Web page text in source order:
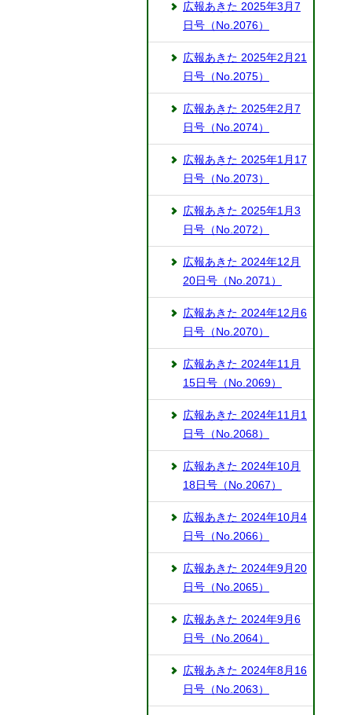
広報あきた 2025年3月7
日号（No.2076）
広報あきた 2025年2月21
日号（No.2075）
広報あきた 2025年2月7
日号（No.2074）
広報あきた 2025年1月17
日号（No.2073）
広報あきた 2025年1月3
日号（No.2072）
広報あきた 2024年12月
20日号（No.2071）
広報あきた 2024年12月6
日号（No.2070）
広報あきた 2024年11月
15日号（No.2069）
広報あきた 2024年11月1
日号（No.2068）
広報あきた 2024年10月
18日号（No.2067）
広報あきた 2024年10月4
日号（No.2066）
広報あきた 2024年9月20
日号（No.2065）
広報あきた 2024年9月6
日号（No.2064）
広報あきた 2024年8月16
日号（No.2063）